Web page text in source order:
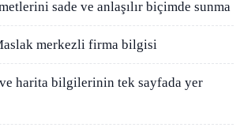
sade ve anlaşılır biçimde sunma
merkezli firma bilgisi
harita bilgilerinin tek sayfada yer